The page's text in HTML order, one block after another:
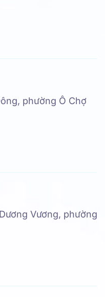
phường Ô Chợ
Vương, phường